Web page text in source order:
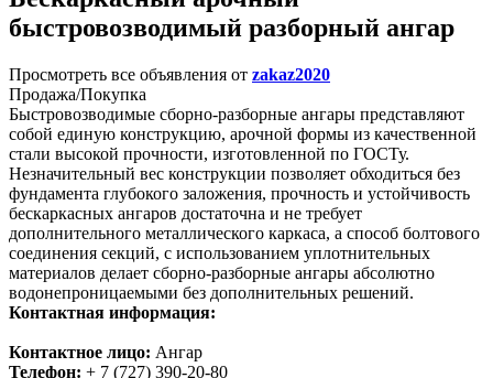
быстровозводимый разборный ангар
Просмотреть все объявления от zakaz2020
Продажа/Покупка
Быстровозводимые сборно-разборные ангары представляют
собой единую конструкцию, арочной формы из качественной
стали высокой прочности, изготовленной по ГОСТу.
Незначительный вес конструкции позволяет обходиться без
фундамента глубокого заложения, прочность и устойчивость
бескаркасных ангаров достаточна и не требует
дополнительного металлического каркаса, а способ болтового
соединения секций, с использованием уплотнительных
материалов делает сборно-разборные ангары абсолютно
водонепроницаемыми без дополнительных решений.
Контактная информация:
Контактное лицо: Ангар
Телефон: + 7 (727) 390-20-80